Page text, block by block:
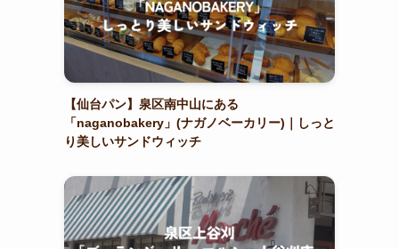
【仙台パン】泉区南中山にある
「naganobakery」(ナガノベーカリー)｜しっと
り美しいサンドウィッチ